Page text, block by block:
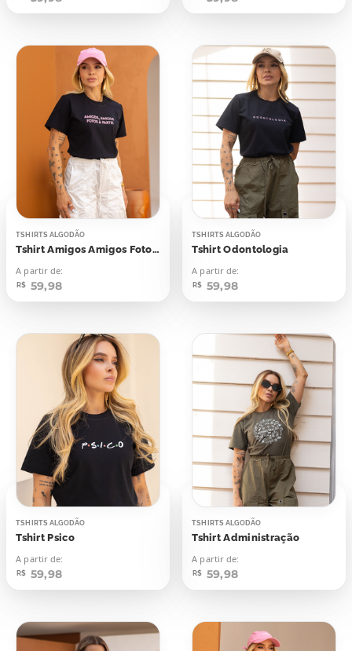
TSHIRTS ALGODÃO
Tshirt Amigos Amigos Fotos à Parte
A partir de:
R$ 59,98
TSHIRTS ALGODÃO
Tshirt Odontologia
A partir de:
R$ 59,98
TSHIRTS ALGODÃO
Tshirt Psico
A partir de:
R$ 59,98
TSHIRTS ALGODÃO
Tshirt Administração
A partir de:
R$ 59,98